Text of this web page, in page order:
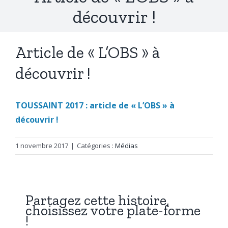
découvrir !
Article de « L’OBS » à
découvrir !
TOUSSAINT 2017 : article de « L’OBS » à
découvrir !
1 novembre 2017 | Catégories : Médias
Partagez cette histoire,
choisissez votre plate-forme
!